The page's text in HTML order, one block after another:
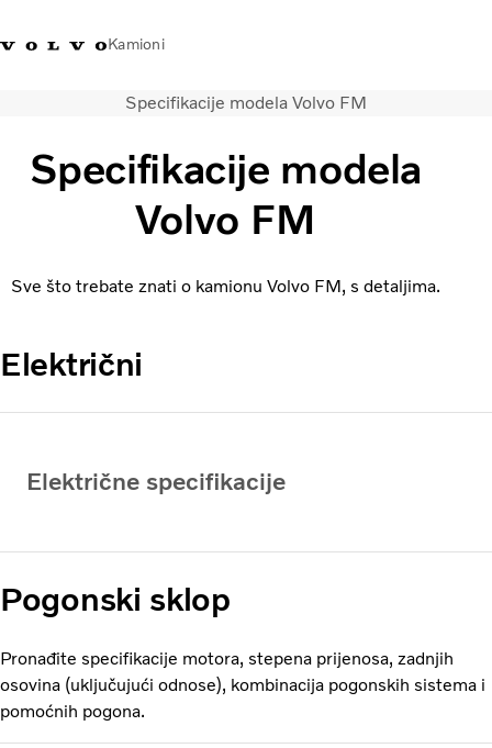
Kamioni
Volvo Trucks Bosna i
Prodavaonica Volvo Trucks
Prijava
Transportna rješenja
Usluge
O nama
Specifikacije modela Volvo FM
Specifikacije modela
Volvo FM
Sve što trebate znati o kamionu Volvo FM, s detaljima.
Električni
Električne specifikacije
Pogonski sklop
Pronađite specifikacije motora, stepena prijenosa, zadnjih
osovina (uključujući odnose), kombinacija pogonskih sistema i
pomoćnih pogona.